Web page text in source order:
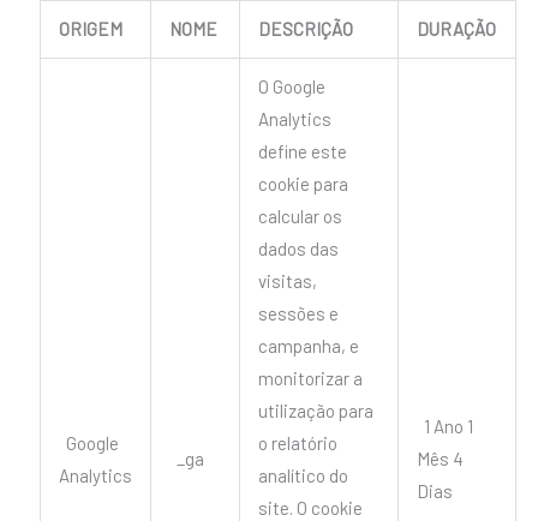
ORIGEM NOME DESCRIÇÃO DURAÇÃO
Google
Analytics
_ga
O Google
Analytics
define este
cookie para
calcular os
dados das
visitas,
sessões e
campanha, e
monitorizar a
utilização para
o relatório
analítico do
site. O cookie
1 Ano 1
Mês 4
Dias